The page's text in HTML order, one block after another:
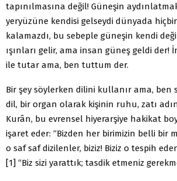
tapınılmasına değil! Güneşin
yeryüzüne kendisi gelseydi dünyada
kalamazdı, bu sebeple güneşin kendi
ışınları gelir, ama insan güneş geldi der!
ile tutar ama, ben tuttum der.
Bir şey söylerken dilini kullanır ama, ben
dil, bir organ olarak kişinin ruhu, zatı
Kurân, bu evrensel hiyerarşiye hakikat
işaret eder: “Bizden her birimizin belli bir
o saf saf dizilenler, biziz! Biziz o tespih
[1] “Biz sizi yarattık; tasdik etmeniz